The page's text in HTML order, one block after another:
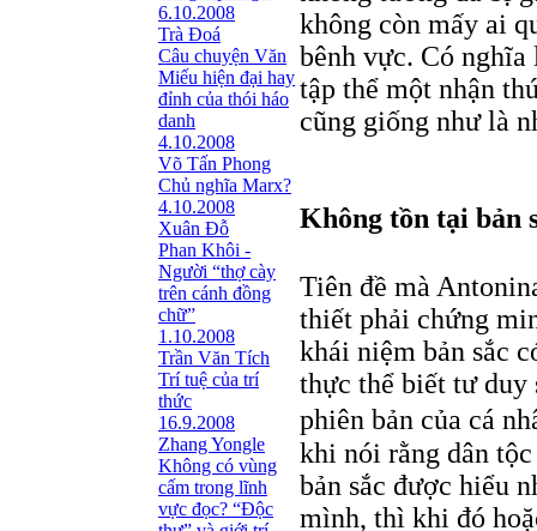
6.10.2008
Trà Đoá
Câu chuyện Văn
Miếu hiện đại hay
đỉnh của thói háo
danh
4.10.2008
Võ Tấn Phong
Chủ nghĩa Marx?
4.10.2008
Xuân Đỗ
Phan Khôi -
Người “thợ cày
trên cánh đồng
chữ”
1.10.2008
Trần Văn Tích
Trí tuệ của trí
thức
16.9.2008
Zhang Yongle
Không có vùng
cấm trong lĩnh
vực đọc? “Ðộc
không còn mấy ai
bênh vực. Có
tập thể một nhận
cũng giống như là
Không tồn tại bản
Tiên đề mà
thiết phải chứng
khái niệm bản sắc
thực thể biết tư duy
phiên bản của cá
khi nói rằng dân
bản sắc được hiểu
mình, thì khi đó